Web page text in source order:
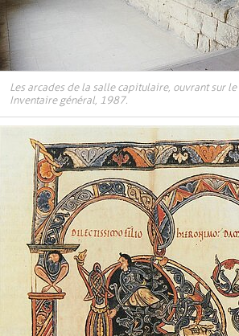
Les arcades de la salle capitulaire, ouvrant sur
Inventaire général, 1987.